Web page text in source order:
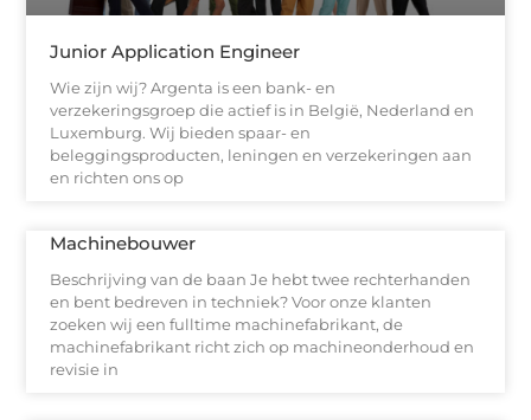
Junior Application Engineer
Wie zijn wij? Argenta is een bank- en
verzekeringsgroep die actief is in België, Nederland en
Luxemburg. Wij bieden spaar- en
beleggingsproducten, leningen en verzekeringen aan
en richten ons op
Machinebouwer
Beschrijving van de baan Je hebt twee rechterhanden
en bent bedreven in techniek? Voor onze klanten
zoeken wij een fulltime machinefabrikant, de
machinefabrikant richt zich op machineonderhoud en
revisie in